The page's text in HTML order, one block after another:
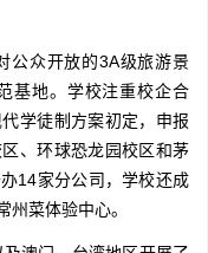
公众开放的3A级旅游景
基地。学校注重校企合
学徒制方案初定，申报
、环球恐龙园校区和茅
14家分公司，学校还成
菜体验中心。